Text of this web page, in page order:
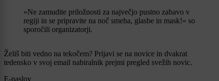
»Ne zamudite priložnosti za največjo pustno zabavo v
regiji in se pripravite na noč smeha, glasbe in mask!« so
sporočili organizatorji.
Želiš biti vedno na tekočem? Prijavi se na novice in dvakrat
tedensko v svoj email nabiralnik prejmi pregled svežih novic.
E-naslov